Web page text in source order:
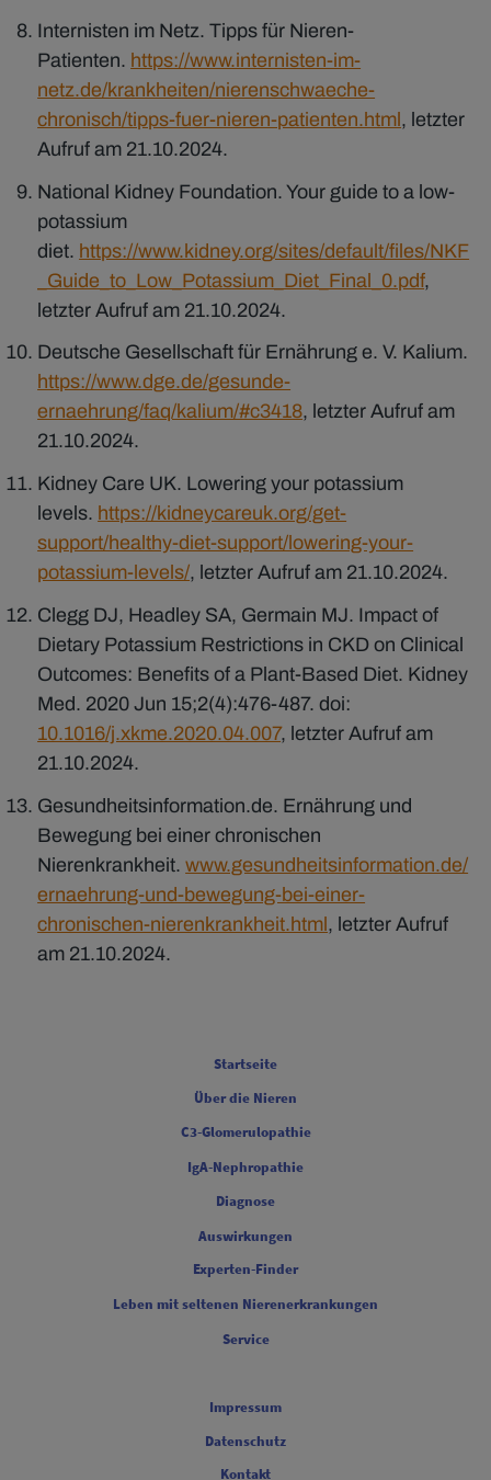
Internisten im Netz. Tipps für Nieren-
Patienten. https://www.internisten-im-
netz.de/krankheiten/nierenschwaeche-
chronisch/tipps-fuer-nieren-patienten.html, letzter
Aufruf am 21.10.2024.
National Kidney Foundation. Your guide to a low-
potassium
diet. https://www.kidney.org/sites/default/files/NKF
_Guide_to_Low_Potassium_Diet_Final_0.pdf,
letzter Aufruf am 21.10.2024.
Deutsche Gesellschaft für Ernährung e. V. Kalium.
https://www.dge.de/gesunde-
ernaehrung/faq/kalium/#c3418, letzter Aufruf am
21.10.2024.
Kidney Care UK. Lowering your potassium
levels. https://kidneycareuk.org/get-
support/healthy-diet-support/lowering-your-
potassium-levels/, letzter Aufruf am 21.10.2024.
Clegg DJ, Headley SA, Germain MJ. Impact of
Dietary Potassium Restrictions in CKD on Clinical
Outcomes: Benefits of a Plant-Based Diet. Kidney
Med. 2020 Jun 15;2(4):476-487. doi:
10.1016/j.xkme.2020.04.007, letzter Aufruf am
21.10.2024.
Gesundheitsinformation.de. Ernährung und
Bewegung bei einer chronischen
Nierenkrankheit.www.gesundheitsinformation.de/
ernaehrung-und-bewegung-bei-einer-
chronischen-nierenkrankheit.html, letzter Aufruf
am 21.10.2024.
Startseite
Über die Nieren
C3-Glomerulopathie
IgA-Nephropathie
Diagnose
Auswirkungen
Experten-Finder
Leben mit seltenen Nierenerkrankungen
Service
Impressum
Datenschutz
Kontakt